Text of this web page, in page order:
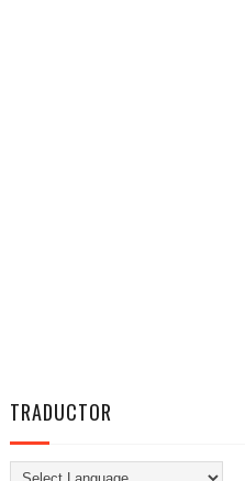
TRADUCTOR